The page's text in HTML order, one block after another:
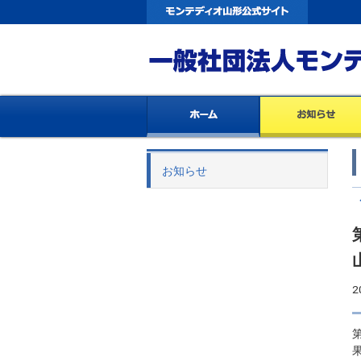
お知らせ